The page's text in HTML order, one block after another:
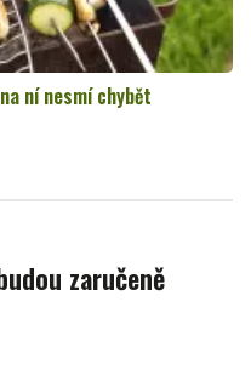
ní nesmí chybět
zaručeně